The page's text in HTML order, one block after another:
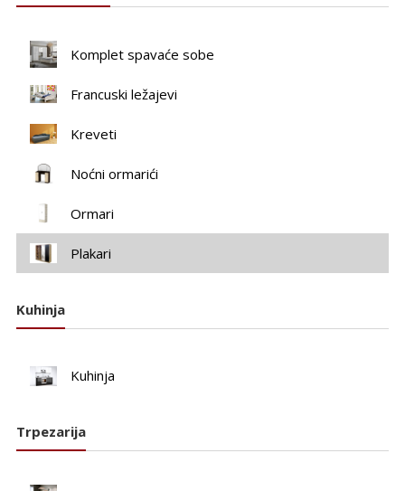
Komplet spavaće sobe
Francuski ležajevi
Kreveti
Noćni ormarići
Ormari
Plakari
Kuhinja
Kuhinja
Trpezarija